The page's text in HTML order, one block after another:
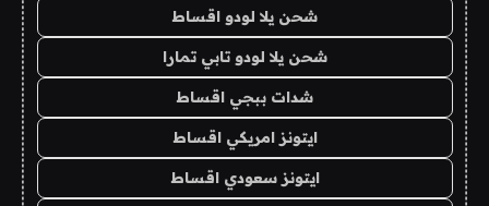
شحن يلا لودو اقساط
شحن يلا لودو تابي تمارا
شدات ببجي اقساط
ايتونز امريكي اقساط
ايتونز سعودي اقساط